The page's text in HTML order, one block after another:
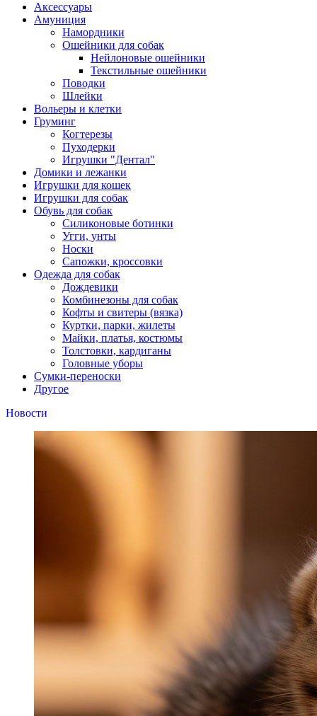
Аксессуары
Амуниция
Намордники
Ошейники для собак
Нейлоновые ошейники
Текстильные ошейники
Поводки
Шлейки
Вольеры и клетки
Груминг
Когтерезы
Пуходерки
Игрушки "Дентал"
Домики и лежанки
Игрушки для кошек
Игрушки для собак
Обувь для собак
Силиконовые ботинки
Угги, унты
Носки
Сапожки, кроссовки
Одежда для собак
Дождевики
Комбинезоны для собак
Кофты и свитеры (вязка)
Куртки, парки, жилеты
Майки, платья, костюмы
Толстовки, кардиганы
Головные уборы
Сумки-переноски
Другое
Новости